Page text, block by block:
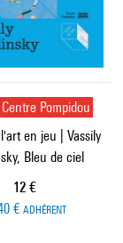
Pompidou
en jeu | Vassily
Bleu de ciel
Prix ​​actuel
12 €
€ ADHÉRENT